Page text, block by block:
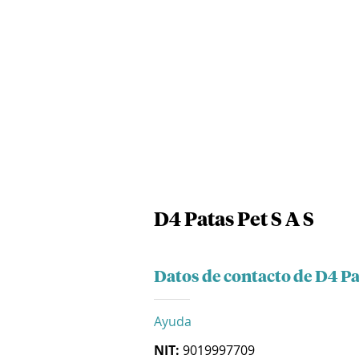
D4 Patas Pet S A S
Datos de contacto de D4
Ayuda
NIT: 9019997709